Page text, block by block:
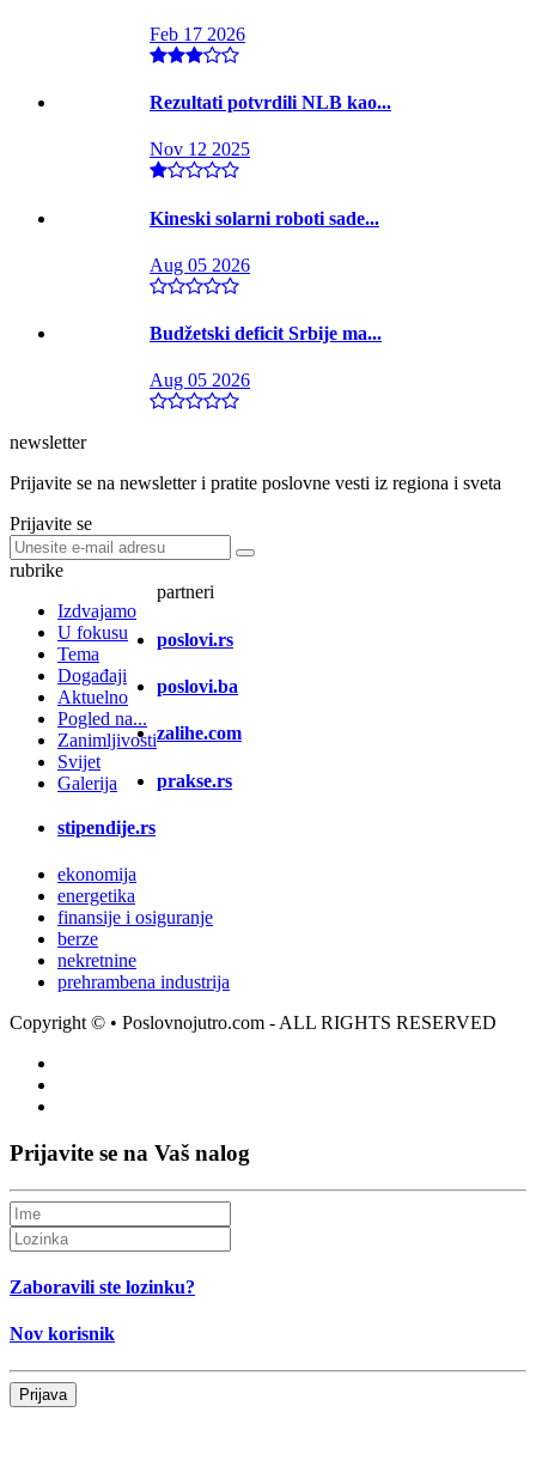
Feb 17 2026
Rezultati potvrdili NLB kao...
Nov 12 2025
Kineski solarni roboti sade...
Aug 05 2026
Budžetski deficit Srbije ma...
Aug 05 2026
newsletter
Prijavite se na newsletter i pratite poslovne vesti iz regiona i sveta
Prijavite se
rubrike
Izdvajamo
U fokusu
Tema
Događaji
Aktuelno
Pogled na...
Zanimljivosti
Svijet
Galerija
partneri
poslovi.rs
poslovi.ba
zalihe.com
prakse.rs
stipendije.rs
ekonomija
energetika
finansije i osiguranje
berze
nekretnine
prehrambena industrija
Copyright © • Poslovnojutro.com - ALL RIGHTS RESERVED
Prijavite se na Vaš nalog
Zaboravili ste lozinku?
Nov korisnik